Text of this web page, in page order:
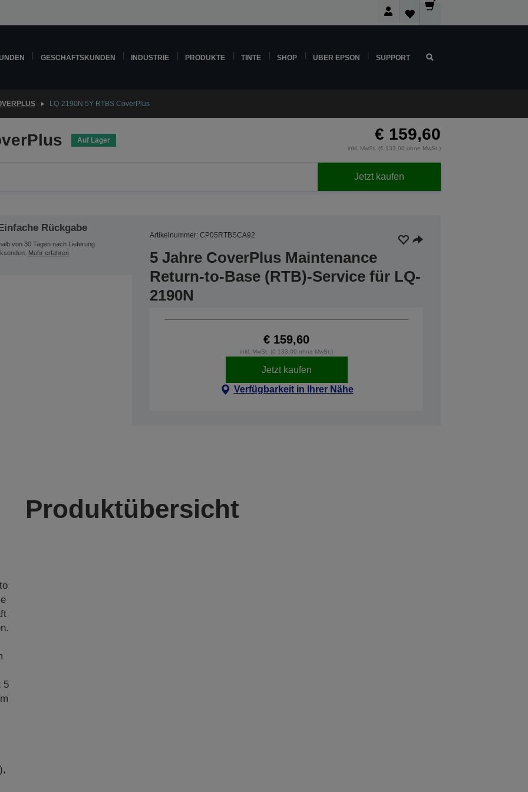
GESCHÄFTSKUNDEN INDUSTRIE PRODUKTE TINTE SHOP ÜBER EPSON SUPPORT
LQ-2190N 5Y RTBS CoverPlus
Auf Lager € 159,60
inkl. MwSt. (€ 133,00 ohne MwSt.)
Jetzt kaufen
Rückgabe
von 30 Tagen nach Lieferung
Mehr erfahren
Artikelnummer: CP05RTBSCA92
5 Jahre CoverPlus Maintenance
Return-to-Base (RTB)-Service für LQ-
2190N
€ 159,60
inkl. MwSt. (€ 133,00 ohne MwSt.)
Jetzt kaufen
Verfügbarkeit in Ihrer Nähe
Produktübersicht
5